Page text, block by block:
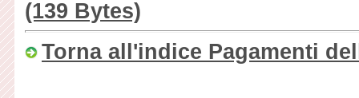
(139 Bytes)
Torna all'indice Pagamenti